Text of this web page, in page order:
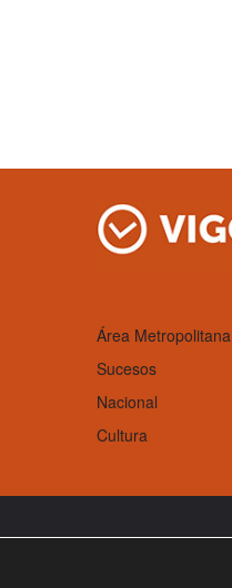
Área Metropolitana
Sucesos
Nacional
Cultura